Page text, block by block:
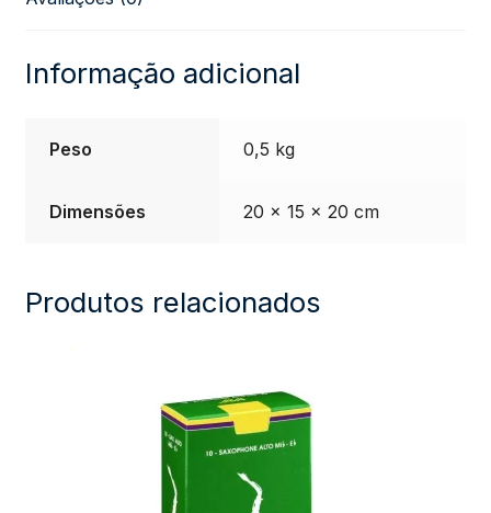
quantidade
Informação adicional
Peso 0,5 kg
Dimensões 20 × 15 × 20 cm
Produtos relacionados